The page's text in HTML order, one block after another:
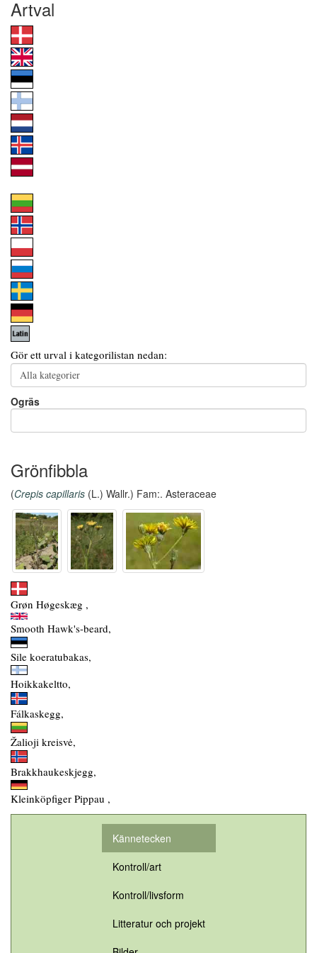
Artval
Gör ett urval i kategorilistan nedan:
Ogräs
Grönfibbla
(Crepis capillaris (L.) Wallr.) Fam:. Asteraceae
Grøn Høgeskæg ,
Smooth Hawk's-beard,
Sile koeratubakas,
Hoikkakeltto,
Fálkaskegg,
Žalioji kreisvė,
Brakkhaukeskjegg,
Kleinköpfiger Pippau ,
Kännetecken
Kontroll/art
Kontroll/livsform
Litteratur och projekt